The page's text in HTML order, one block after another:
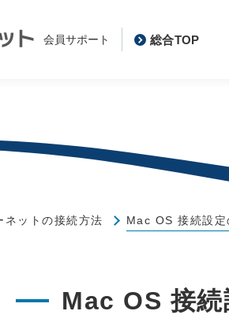
会員サポート 総合TOP
ネットの接続方法 Mac OS 接続設定
Mac OS 接